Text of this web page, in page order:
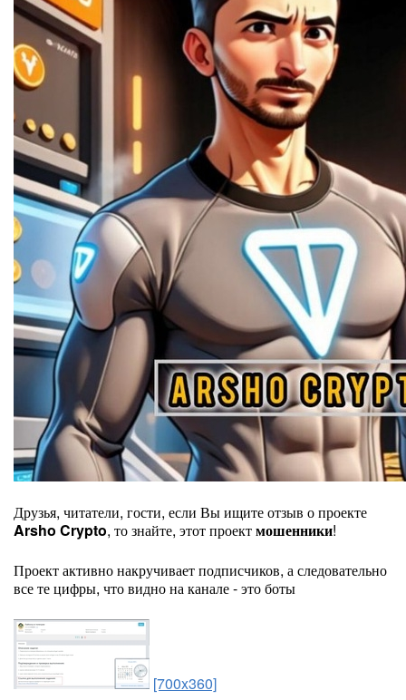
Друзья, читатели, гости, если Вы ищите отзыв о проекте
Arsho Crypto, то знайте, этот проектмошенники!
Проект активно накручивает подписчиков, а следовательно
все те цифры, что видно на канале - это боты
[700x360]